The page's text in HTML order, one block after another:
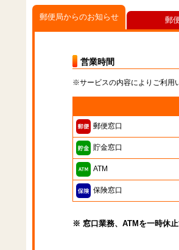
郵便局からのお知らせ
営業時間
※サービスの内容によりご利用
郵便窓口
貯金窓口
ATM
保険窓口
※ 窓口業務、ATMを一時休
郵